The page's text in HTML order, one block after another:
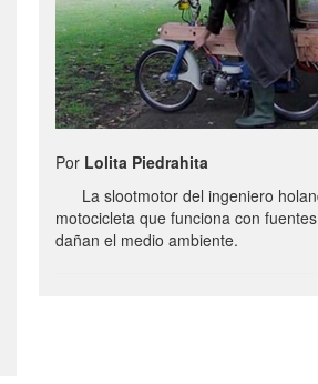
Por Lolita Piedrahita
La slootmotor del ingeniero
motocicleta que funciona con
dañan el medio ambiente.